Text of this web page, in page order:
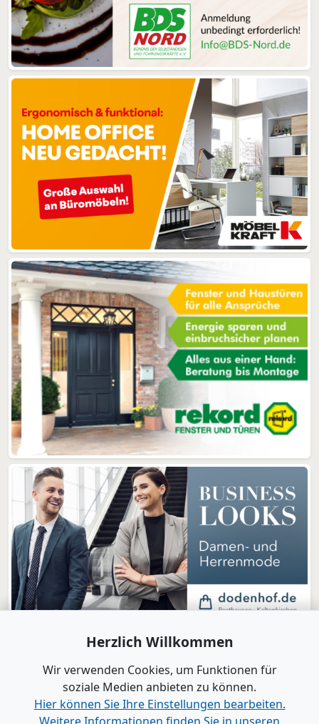
Herzlich Willkommen
Wir verwenden Cookies, um Funktionen für
soziale Medien anbieten zu können.
Hier können Sie Ihre Einstellungen bearbeiten.